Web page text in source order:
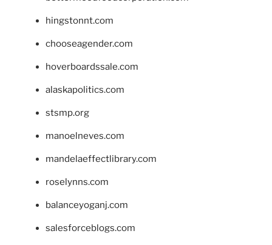
hingstonnt.com
chooseagender.com
hoverboardssale.com
alaskapolitics.com
stsmp.org
manoelneves.com
mandelaeffectlibrary.com
roselynns.com
balanceyoganj.com
salesforceblogs.com